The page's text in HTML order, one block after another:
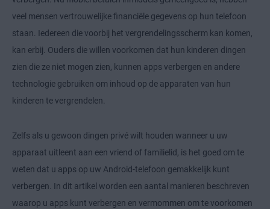
veel mensen vertrouwelijke financiële gegevens op hun telefoon
staan. Iedereen die voorbij het vergrendelingsscherm kan komen,
kan erbij. Ouders die willen voorkomen dat hun kinderen dingen
zien die ze niet mogen zien, kunnen apps verbergen en andere
technologie gebruiken om inhoud op de apparaten van hun
kinderen te vergrendelen.
Zelfs als u gewoon dingen privé wilt houden wanneer u uw
apparaat uitleent aan een vriend of familielid, is het goed om te
weten dat u apps op uw Android-telefoon gemakkelijk kunt
verbergen. In dit artikel worden een aantal manieren beschreven
waarop u apps kunt verbergen en vermommen om te voorkomen